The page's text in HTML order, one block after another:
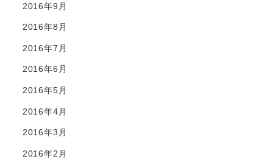
2016年9月
2016年8月
2016年7月
2016年6月
2016年5月
2016年4月
2016年3月
2016年2月